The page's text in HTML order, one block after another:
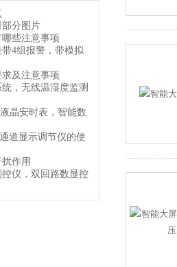
分图片
些注意事项
4组报警，带模拟
及注意事项
，无线温湿度监测
晶安时表，智能数
道显示调节仪的使
作用
仪，双回路数显控